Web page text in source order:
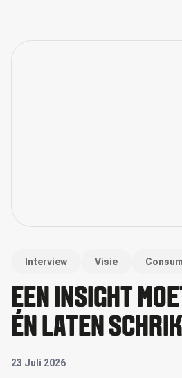
Interview Visie
EEN INSIGHT
ÉN LATEN
23 Juli 2026